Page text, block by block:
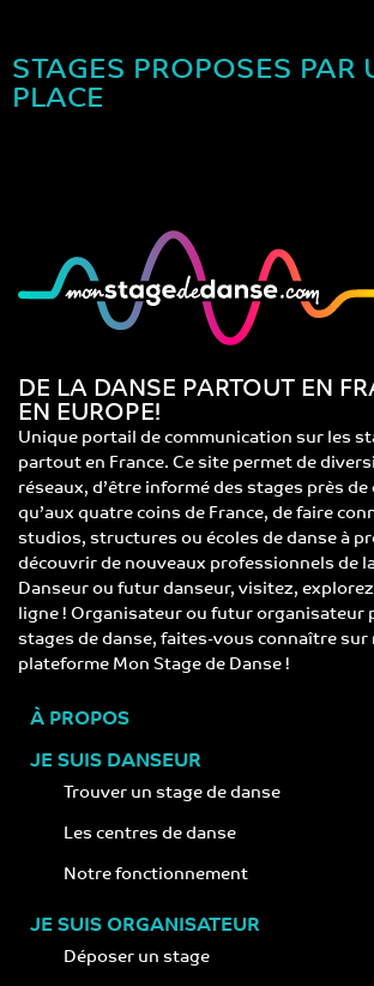
STAGES PROPOSES PAR
PLACE
DE LA DANSE PARTOUT EN
EN EUROPE!
Unique portail de communication sur les
partout en France. Ce site permet de
réseaux, d’être informé des stages près de
qu’aux quatre coins de France, de faire
studios, structures ou écoles de danse à
découvrir de nouveaux professionnels de
Danseur ou futur danseur, visitez,
ligne ! Organisateur ou futur organisateur
stages de danse, faites-vous connaître sur
plateforme Mon Stage de Danse !
À PROPOS
JE SUIS DANSEUR
Trouver un stage de danse
Les centres de danse
Notre fonctionnement
JE SUIS ORGANISATEUR
Déposer un stage